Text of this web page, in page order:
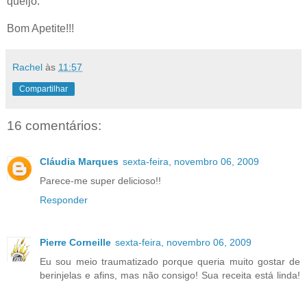
Bom Apetite!!!
Rachel às 11:57
Compartilhar
16 comentários:
Cláudia Marques sexta-feira, novembro 06, 2009
Parece-me super delicioso!!
Responder
Pierre Corneille sexta-feira, novembro 06, 2009
Eu sou meio traumatizado porque queria muito gostar de
berinjelas e afins, mas não consigo! Sua receita está linda!